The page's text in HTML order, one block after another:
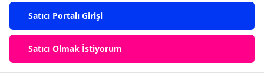
Satıcı Portalı Girişi
Satıcı Olmak İstiyorum